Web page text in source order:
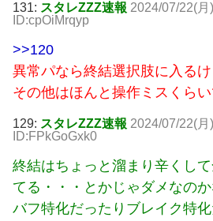
131: スタレZZZ速報 2024/07/22(
ID:cpOiMrqyp
>>120
異常パなら終結選択肢に入る
その他はほんと操作ミスくら
129: スタレZZZ速報 2024/07/22(
ID:FPkGoGxk0
終結はちょっと溜まり辛くし
てる・・・とかじゃダメなの
バフ特化だったりブレイク特